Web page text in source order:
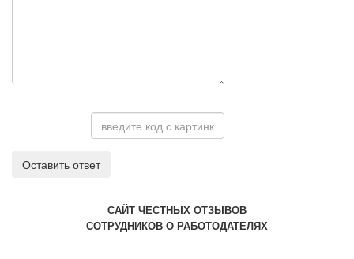
Оставить ответ
САЙТ ЧЕСТНЫХ ОТЗЫВОВ
СОТРУДНИКОВ О РАБОТОДАТЕЛЯХ